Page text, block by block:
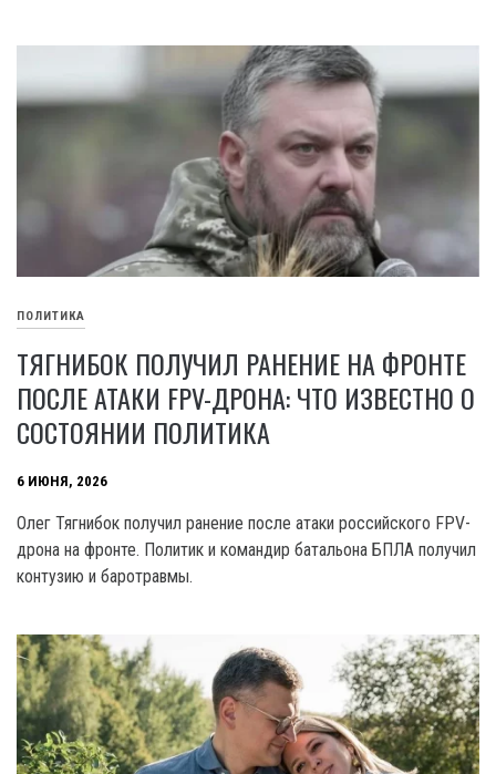
ПОЛИТИКА
ТЯГНИБОК ПОЛУЧИЛ РАНЕНИЕ НА ФРОНТЕ
ПОСЛЕ АТАКИ FPV-ДРОНА: ЧТО ИЗВЕСТНО О
СОСТОЯНИИ ПОЛИТИКА
6 ИЮНЯ, 2026
Олег Тягнибок получил ранение после атаки российского FPV-
дрона на фронте. Политик и командир батальона БПЛА получил
контузию и баротравмы.